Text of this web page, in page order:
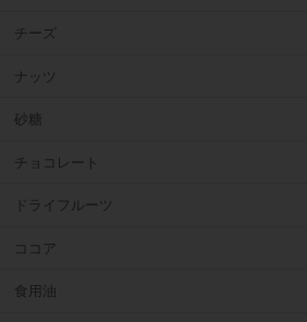
チーズ
ナッツ
砂糖
チョコレート
ドライフルーツ
ココア
食用油